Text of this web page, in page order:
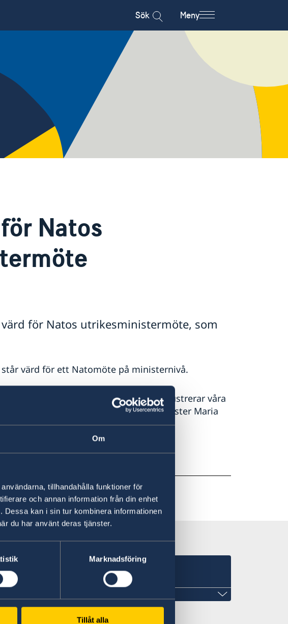
Om
tillhandahålla funktioner för
och annan information från din enhet
kan i sin tur kombinera informationen
du har använt deras tjänster.
Marknadsföring
Tillåt alla
Sök Meny
Natos
för Natos utrikesministermöte, som
värd för ett Natomöte på ministernivå.
för ett högnivåmöte inom alliansen illustrerar våra
allierad i Nato, säger utrikesminister Maria
engelska webbplats